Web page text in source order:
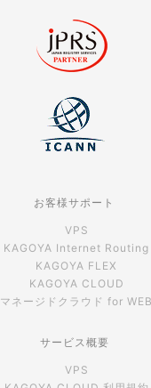
お客様サポート
VPS
KAGOYA Internet Routing
KAGOYA FLEX
KAGOYA CLOUD
マネージドクラウド for WEB
サービス概要
VPS